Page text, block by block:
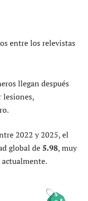
entre los relevistas
llegan después
lesiones,
2022 y 2025, el
global de5.98, muy